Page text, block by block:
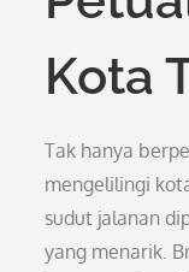
Kota
Tak hanya
mengelilingi
sudut jalanan
yang menarik.